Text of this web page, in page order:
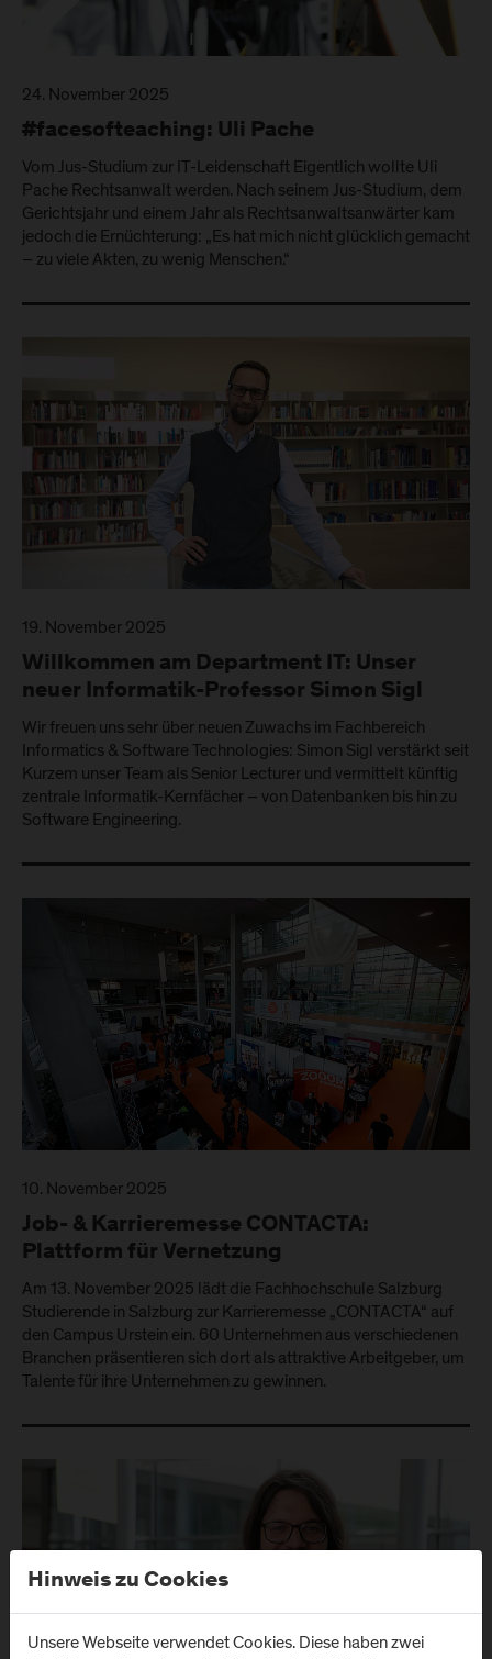
24. November 2025
#facesofteaching: Uli Pache
Vom Jus-Studium zur IT-Leidenschaft Eigentlich wollte Uli
Pache Rechtsanwalt werden. Nach seinem Jus-Studium, dem
Gerichtsjahr und einem Jahr als Rechtsanwaltsanwärter kam
jedoch die Ernüchterung: „Es hat mich nicht glücklich gemacht
– zu viele Akten, zu wenig Menschen.“
19. November 2025
Willkommen am Department IT: Unser
neuer Informatik-Professor Simon Sigl
Wir freuen uns sehr über neuen Zuwachs im Fachbereich
Informatics & Software Technologies: Simon Sigl verstärkt seit
Kurzem unser Team als Senior Lecturer und vermittelt künftig
zentrale Informatik-Kernfächer – von Datenbanken bis hin zu
Software Engineering.
10. November 2025
Job- & Karrieremesse CONTACTA:
Plattform für Vernetzung
Am 13. November 2025 lädt die Fachhochschule Salzburg
Studierende in Salzburg zur Karrieremesse „CONTACTA“ auf
den Campus Urstein ein. 60 Unternehmen aus verschiedenen
Branchen präsentieren sich dort als attraktive Arbeitgeber, um
Talente für ihre Unternehmen zu gewinnen.
Hinweis zu Cookies
Unsere Webseite verwendet Cookies. Diese haben zwei